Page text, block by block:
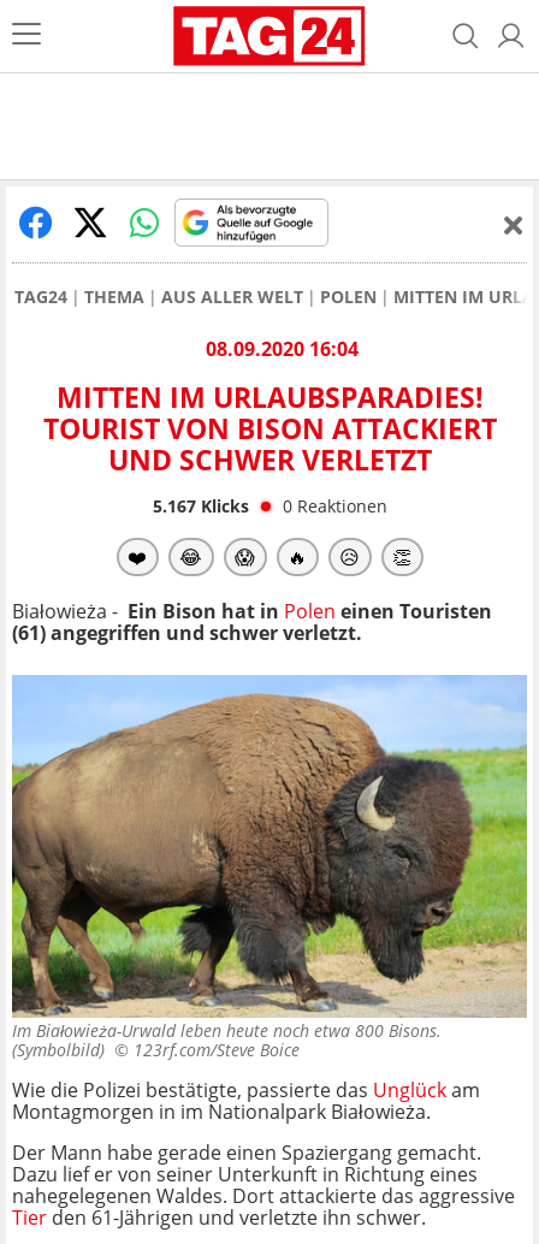
TAG24 THEMA AUS ALLER WELT POLEN MITTEN IM
08.09.2020 16:04
MITTEN IM URLAUBSPARADIES!
TOURIST VON BISON ATTACKIERT
UND SCHWER VERLETZT
5.167Klicks 0 Reaktionen
❤️ 😂 😱 🔥 😥 👏
Białowieża - Ein Bison hat in Polen einen Touristen
(61) angegriffen und schwer verletzt.
Im Białowieża-Urwald leben heute noch etwa 800 Bisons.
(Symbolbild) © 123rf.com/Steve Boice
Wie die Polizei bestätigte, passierte das Unglückam
Montagmorgen in im Nationalpark Białowieża.
Der Mann habe gerade einen Spaziergang gemacht.
Dazu lief er von seiner Unterkunft in Richtung eines
nahegelegenen Waldes. Dort attackierte das aggressive
Tier den 61-Jährigen und verletzte ihn schwer.